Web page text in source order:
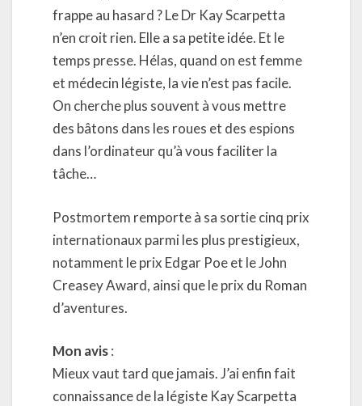
frappe au hasard ? Le Dr Kay Scarpetta
n’en croit rien. Elle a sa petite idée. Et le
temps presse. Hélas, quand on est femme
et médecin légiste, la vie n’est pas facile.
On cherche plus souvent à vous mettre
des bâtons dans les roues et des espions
dans l’ordinateur qu’à vous faciliter la
tâche…
Postmortem remporte à sa sortie cinq prix
internationaux parmi les plus prestigieux,
notamment le prix Edgar Poe et le John
Creasey Award, ainsi que le prix du Roman
d’aventures.
Mon avis:
Mieux vaut tard que jamais. J’ai enfin fait
connaissance de la légiste Kay Scarpetta